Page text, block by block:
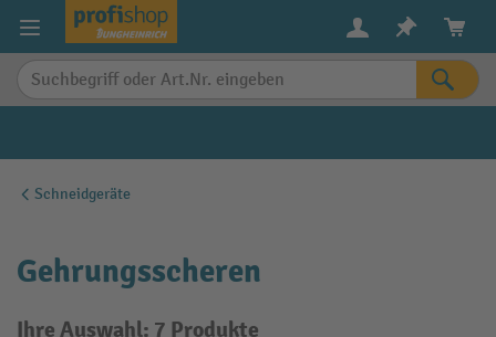
springen
Schneidgeräte
Gehrungsscheren
Ihre Auswahl: 7 Produkte